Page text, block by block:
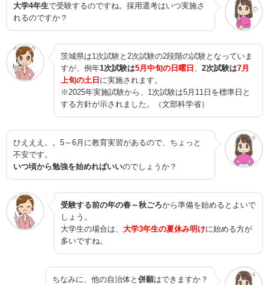
大学4年生で受験するのですね。採用選考はいつ実施さ
れるのですか？
茨城県は1次試験と2次試験の2段階の試験となっていま
すが、例年1次試験は5月中旬の日曜日 2次試験は7月
上旬の土日に実施されます。
※2025年実施試験から、1次試験は5月11日を標準日と
する方針が示されました。（文部科学省）
ひえええ。。5～6月に教育実習があるので、ちょっと
不安です。
いつ頃から勉強を始めればいいのでしょうか？
受験する前の年の春～秋ごろから準備を始めるとよいで
しょう。
大学生の場合は、 大学3年生の夏休み明けに始める方が
多いですね。
ちなみに、他の自治体と 併願はできますか？